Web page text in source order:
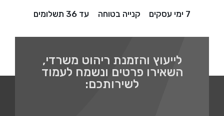
7 ימי עסקים קנייה בטוחה עד 36 תשלומים
לייעוץ והזמנת ריהוט משרדי,
השאירו פרטים ונשמח לעמוד
לשירותכם: